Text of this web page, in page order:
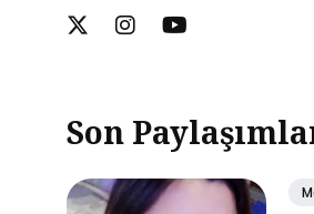
Son